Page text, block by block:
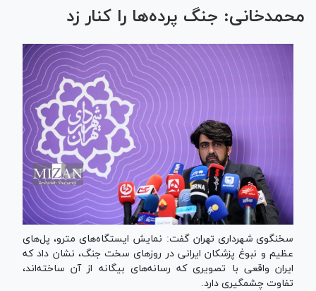
محمدخانی: جنگ پرده‌ها را کنار زد
سخنگوی شهرداری تهران گفت: نمایش ایستگاه‌های مترو، پل‌های
عظیم و نبوغ پزشکان ایرانی در روزهای سخت جنگ، نشان داد که
ایران واقعی با تصویری که رسانه‌های بیگانه از آن ساخته‌اند،
تفاوت چشمگیری دارد.